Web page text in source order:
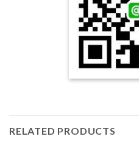
RELATED PRODUCTS